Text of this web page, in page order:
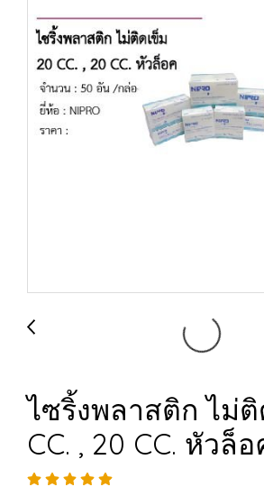
ไซริ้งพลาสติก ไม่
CC. , 20 CC. หัวล็อ